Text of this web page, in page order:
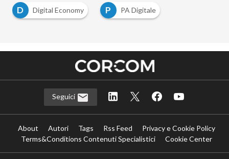
D
Digital Economy P PA Digitale
Seguici
About Autori Tags Rss Feed
Privacy e Cookie Policy
Terms&Conditions Contenuti Specialistici
Cookie Center